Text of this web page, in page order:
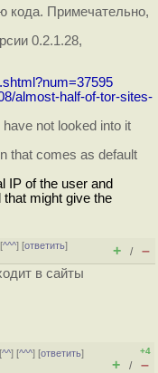
кода. Примечательно,
0.2.1.28,
almost-half-of-tor-sites-
not looked into it
that comes as default
IP of the user and
might give the
^^^] [ответить]
+ / –
в сайты
^^] [^^^] [ответить]
+4
+ / –